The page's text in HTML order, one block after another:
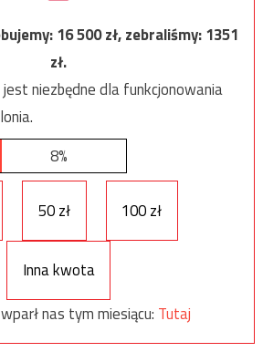
16 500zł, zebraliśmy:1351
zł.
niezbędne dla funkcjonowania
8%
50 zł 100 zł
Inna kwota
nas tym miesiącu: Tutaj